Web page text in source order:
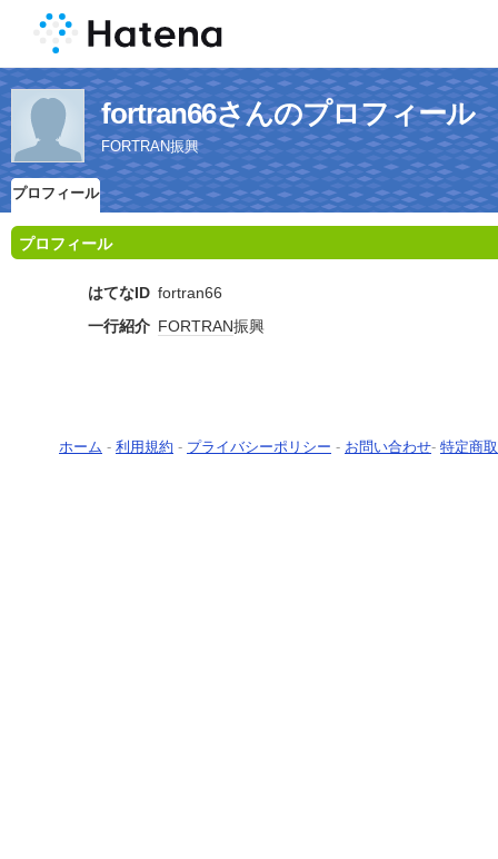
fortran66さんのプロフィール
FORTRAN振興
プロフィール
プロフィール
はてなID fortran66
一行紹介 FORTRAN振興
ホーム - 利用規約 - プライバシーポリシー - お問い合わせ- 特定商